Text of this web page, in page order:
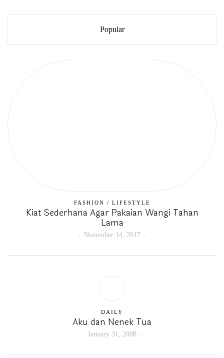
Popular
FASHION / LIFESTYLE
Kiat Sederhana Agar Pakaian Wangi Tahan
Lama
November 14, 2017
DAILY
Aku dan Nenek Tua
January 31, 2008